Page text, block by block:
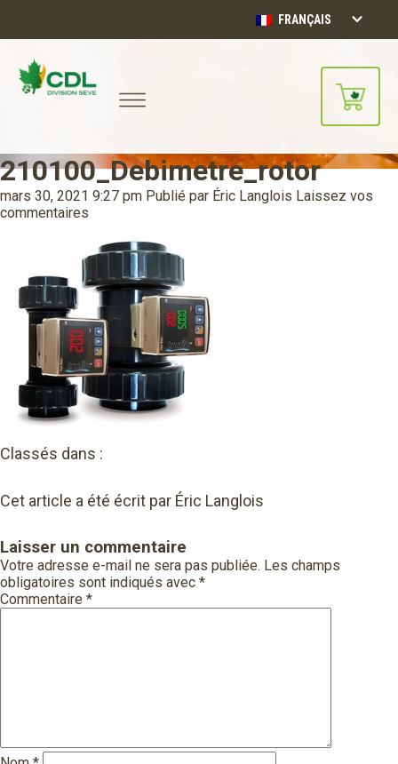
FRANÇAIS
Notre site d'achats en ligne sera
bientôt disponible!!
Merci de votre compréhension.
CONTINUER
210100_Debimetre_rotor
mars 30, 2021 9:27 pm Publié par Éric Langlois Laissez vos
commentaires
Classés dans :
Cet article a été écrit par Éric Langlois
Laisser un commentaire
Votre adresse e-mail ne sera pas publiée. Les champs
obligatoires sont indiqués avec *
Commentaire *